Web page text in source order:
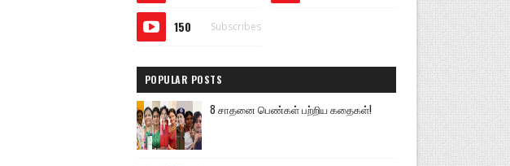
150 Subscribes
POPULAR POSTS
8 சாதனை பெண்கள் பற்றிய கதைகள்!